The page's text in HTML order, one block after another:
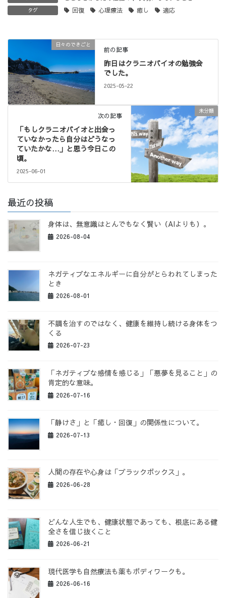
タグ 回復 心理療法 癒し 適応
日々のできごと
前の記事
昨日はクラニオバイオの勉強会
でした。
2025-05-22
未分類
次の記事
「もしクラニオバイオと出会っ
ていなかったら自分はどうなっ
ていたかな…」と思う今日この
頃。
2025-06-01
最近の投稿
身体は、無意識はとんでもなく賢い（AIよりも）。
2026-08-04
ネガティブなエネルギーに自分がとらわれてしまった
とき
2026-08-01
不調を治すのではなく、健康を維持し続ける身体をつ
くる
2026-07-23
「ネガティブな感情を感じる」「悪夢を見ること」の
肯定的な意味。
2026-07-16
「静けさ」と「癒し・回復」の関係性について。
2026-07-13
人間の存在や心身は「ブラックボックス」。
2026-06-28
どんな人生でも、健康状態であっても、根底にある健
全さを信じ抜くこと
2026-06-21
現代医学も自然療法も薬もボディワークも。
2026-06-16